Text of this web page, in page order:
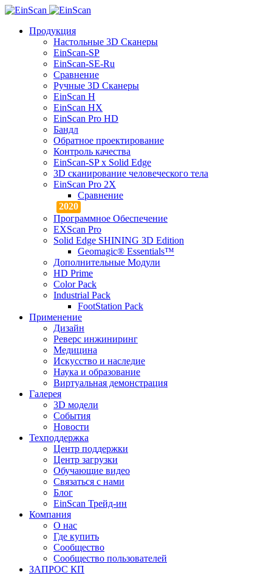
Продукция
Настольные 3D Сканеры
EinScan-SP
EinScan-SE-Ru
Сравнение
Ручные 3D Cканеры
EinScan H
EinScan HX
EinScan Pro HD
Бандл
Обратное проектирование
Контроль качества
EinScan-SP x Solid Edge
3D сканирование человеческого тела
EinScan Pro 2X
Сравнение
Программное Обеспечение
EXScan Pro
Solid Edge SHINING 3D Edition
Geomagic® Essentials™
Дополнительные Модули
HD Prime
Color Pack
Industrial Pack
FootStation Pack
Применение
Дизайн
Реверс инжиниринг
Медицина
Искусство и наследие
Наука и образование
Виртуальная демонстрация
Галерея
3D модели
События
Новости
Техподдержка
Центр поддержки
Центр загрузки
Обучающие видео
Связаться с нами
Блог
EinScan Трейд-ин
Компания
О нас
Где купить
Сообщество
Сообщество пользователей
ЗАПРОС КП